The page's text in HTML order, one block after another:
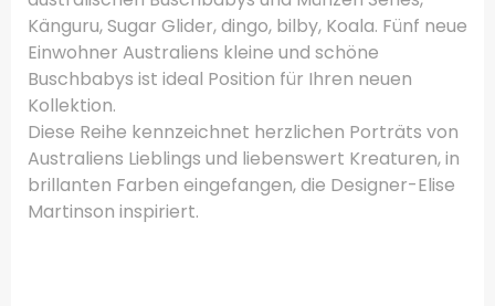
Känguru,Sugar Glider,dingo, bilby, Koala. Fünf neue
Einwohner Australiens kleine und schöne
Buschbabys ist ideal Position für Ihren neuen
Kollektion.
Diese Reihe kennzeichnet herzlichen Porträts von
Australiens Lieblings und liebenswert Kreaturen,in
brillanten Farben eingefangen, die Designer-Elise
Martinson inspiriert.